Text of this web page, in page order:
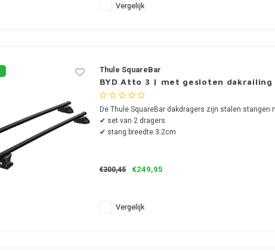
Vergelijk
Thule SquareBar
BYD Atto 3 | met gesloten dakrailing
De Thule SquareBar dakdragers zijn stalen stangen
✔ set van 2 dragers
✔ stang breedte 3.2cm
€300,45 €249,95
Vergelijk